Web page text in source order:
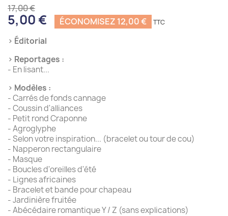
17,00 €
5,00 € ÉCONOMISEZ 12,00 €
› Éditorial
› Reportages :
- En lisant...
› Modèles :
- Carrés de fonds cannage
- Coussin d'alliances
- Petit rond Craponne
- Agroglyphe
- Selon votre inspiration... (bracelet ou tour de cou)
- Napperon rectangulaire
- Masque
- Boucles d'oreilles d'été
- Lignes africaines
- Bracelet et bande pour chapeau
- Jardinière fruitée
- Abécédaire romantique Y / Z (sans explications)